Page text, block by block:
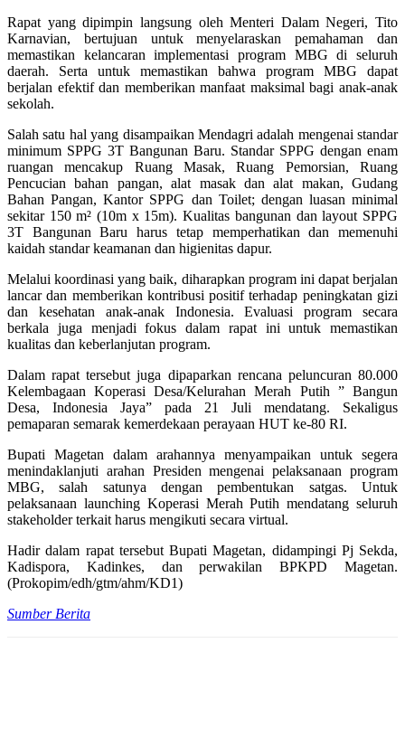
Rapat yang dipimpin langsung oleh Menteri Dalam Negeri, Tito
Karnavian, bertujuan untuk menyelaraskan pemahaman dan
memastikan kelancaran implementasi program MBG di seluruh
daerah. Serta untuk memastikan bahwa program MBG dapat
berjalan efektif dan memberikan manfaat maksimal bagi anak-anak
sekolah.
Salah satu hal yang disampaikan Mendagri adalah mengenai standar
minimum SPPG 3T Bangunan Baru. Standar SPPG dengan enam
ruangan mencakup Ruang Masak, Ruang Pemorsian, Ruang
Pencucian bahan pangan, alat masak dan alat makan, Gudang
Bahan Pangan, Kantor SPPG dan Toilet; dengan luasan minimal
sekitar 150 m² (10m x 15m). Kualitas bangunan dan layout SPPG
3T Bangunan Baru harus tetap memperhatikan dan memenuhi
kaidah standar keamanan dan higienitas dapur.
Melalui koordinasi yang baik, diharapkan program ini dapat berjalan
lancar dan memberikan kontribusi positif terhadap peningkatan gizi
dan kesehatan anak-anak Indonesia. Evaluasi program secara
berkala juga menjadi fokus dalam rapat ini untuk memastikan
kualitas dan keberlanjutan program.
Dalam rapat tersebut juga dipaparkan rencana peluncuran 80.000
Kelembagaan Koperasi Desa/Kelurahan Merah Putih ” Bangun
Desa, Indonesia Jaya” pada 21 Juli mendatang. Sekaligus
pemaparan semarak kemerdekaan perayaan HUT ke-80 RI.
Bupati Magetan dalam arahannya menyampaikan untuk segera
menindaklanjuti arahan Presiden mengenai pelaksanaan program
MBG, salah satunya dengan pembentukan satgas. Untuk
pelaksanaan launching Koperasi Merah Putih mendatang seluruh
stakeholder terkait harus mengikuti secara virtual.
Hadir dalam rapat tersebut Bupati Magetan, didampingi Pj Sekda,
Kadispora, Kadinkes, dan perwakilan BPKPD Magetan.
(Prokopim/edh/gtm/ahm/KD1)
Sumber Berita